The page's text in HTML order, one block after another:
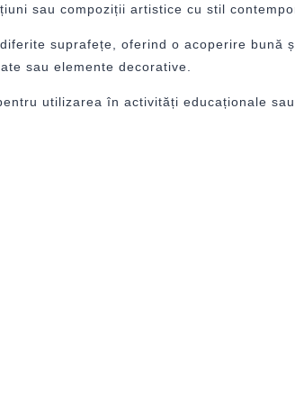
sau compoziții artistice cu stil
suprafețe, oferind o acoperire bună
sau elemente decorative.
utilizarea în activități educaționale